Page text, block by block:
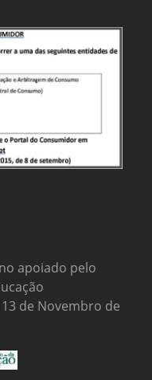
apoiado pelo
de Novembro de